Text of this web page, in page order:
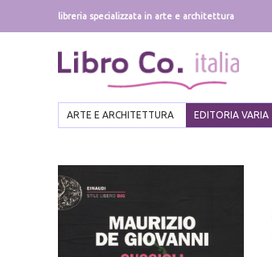
libreria specializzata in arte e architettura
ARTE E ARCHITETTURA EDITORIA VARIA